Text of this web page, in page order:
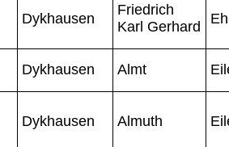
Dykhausen
Friedrich
Karl Gerhard
Dykhausen Almt
Dykhausen Almuth